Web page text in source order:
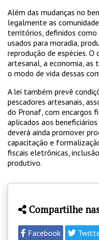
Além das mudanças no
legalmente as
territórios, definidos como
usados para moradia,
reprodução de espécies.
artesanal, a economia, as
o modo de vida dessas
A lei também prevê
pescadores artesanais,
do Pronaf, com encargos
aplicados aos
deverá ainda promover
capacitação e
fiscais eletrônicas,
produtivo.
Compartilhe
Facebook